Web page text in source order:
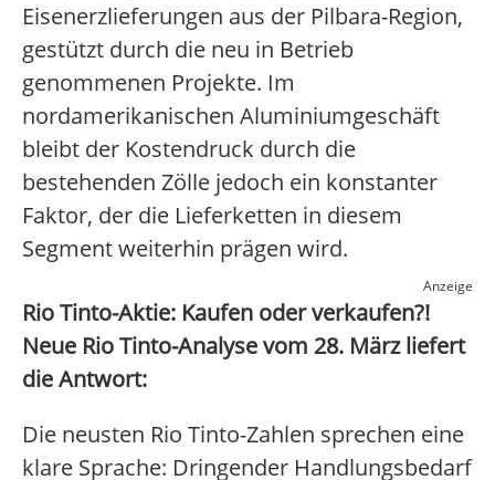
Eisenerzlieferungen aus der Pilbara-Region,
gestützt durch die neu in Betrieb
genommenen Projekte. Im
nordamerikanischen Aluminiumgeschäft
bleibt der Kostendruck durch die
bestehenden Zölle jedoch ein konstanter
Faktor, der die Lieferketten in diesem
Segment weiterhin prägen wird.
Anzeige
Rio Tinto-Aktie: Kaufen oder verkaufen?!
Neue Rio Tinto-Analyse vom 28. März liefert
die Antwort:
Die neusten Rio Tinto-Zahlen sprechen eine
klare Sprache: Dringender Handlungsbedarf